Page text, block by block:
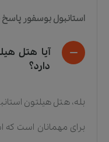
استانبول بوسفور پاسخ
آیا هتل
دارد؟
بله، هتل هیلتون
برای مهمانان است که